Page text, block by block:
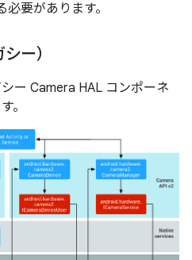
要があります。
ー）
ー Camera HAL コンポーネ
。